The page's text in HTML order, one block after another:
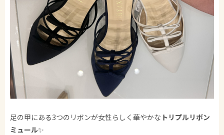
足の甲にある3つのリボンが女性らしく華やかな トリプルリボン
ミュール✨